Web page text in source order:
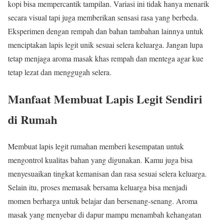
kopi bisa mempercantik tampilan. Variasi ini tidak hanya menarik
secara visual tapi juga memberikan sensasi rasa yang berbeda.
Eksperimen dengan rempah dan bahan tambahan lainnya untuk
menciptakan lapis legit unik sesuai selera keluarga. Jangan lupa
tetap menjaga aroma masak khas rempah dan mentega agar kue
tetap lezat dan menggugah selera.
Manfaat Membuat Lapis Legit Sendiri
di Rumah
Membuat lapis legit rumahan memberi kesempatan untuk
mengontrol kualitas bahan yang digunakan. Kamu juga bisa
menyesuaikan tingkat kemanisan dan rasa sesuai selera keluarga.
Selain itu, proses memasak bersama keluarga bisa menjadi
momen berharga untuk belajar dan bersenang-senang. Aroma
masak yang menyebar di dapur mampu menambah kehangatan